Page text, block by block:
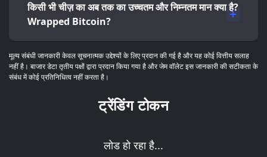
किसी भी चीज़ का अब तक का उच्चतम और निम्नतम मान क्या है?
Wrapped Bitcoin?
मूल्य संबंधी जानकारी केवल सूचनात्मक उद्देश्यों के लिए प्रदान की गई है और यह कोई वित्तीय सलाह
नहीं है। बाजार डेटा तृतीय पक्षों द्वारा प्रदान किया गया है और जेम वॉलेट इस जानकारी की सटीकता के
संबंध में कोई प्रतिनिधित्व नहीं करता है।
ट्रेंडिंग टोकन
लोड हो रहा है...